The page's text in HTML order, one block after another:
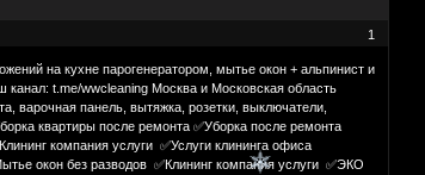
1
на кухне парогенератором, мытье окон + альпинист и
t.me/wwcleaning Москва и Московская область
варочная панель, вытяжка, розетки, выключатели,
квартиры после ремонта ✅Уборка после ремонта
компания услуги ✅Услуги клининга офиса
окон без разводов ✅Клининг компания услуги ✅ЭКО